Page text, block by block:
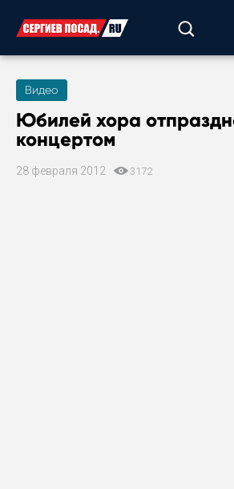
Видео
Юбилей хора
концертом
28 февраля 2012 3172